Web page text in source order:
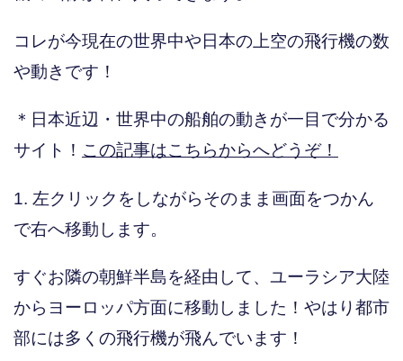
コレが今現在の世界中や日本の上空の飛行機の数
や動きです！
＊日本近辺・世界中の船舶の動きが一目で分かる
サイト！ この記事はこちらからへどうぞ！
1. 左クリックをしながらそのまま画面をつかん
で右へ移動します。
すぐお隣の朝鮮半島を経由して、ユーラシア大陸
からヨーロッパ方面に移動しました！やはり都市
部には多くの飛行機が飛んでいます！